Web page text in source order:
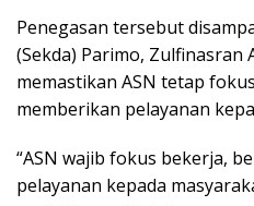
Penegasan tersebut
(Sekda) Parimo, Zulfinasran
memastikan ASN tetap
memberikan pelayanan
“ASN wajib fokus bekerja,
pelayanan kepada